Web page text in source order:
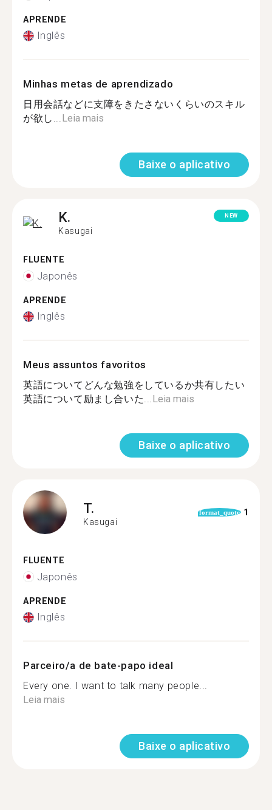
APRENDE
Inglês
Minhas metas de aprendizado
日用会話などに支障をきたさないくらいのスキル
が欲し...Leia mais
Baixe o aplicativo
K.
Kasugai
NEW
FLUENTE
Japonês
APRENDE
Inglês
Meus assuntos favoritos
英語についてどんな勉強をしているか共有したい
英語について励まし合いた...Leia mais
Baixe o aplicativo
T.
Kasugai
format_quote 1
FLUENTE
Japonês
APRENDE
Inglês
Parceiro/a de bate-papo ideal
Every one. I want to talk many people...
Leia mais
Baixe o aplicativo